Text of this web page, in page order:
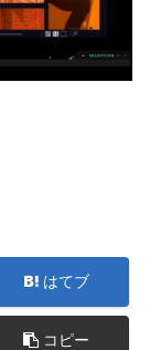
はてブ
コピー